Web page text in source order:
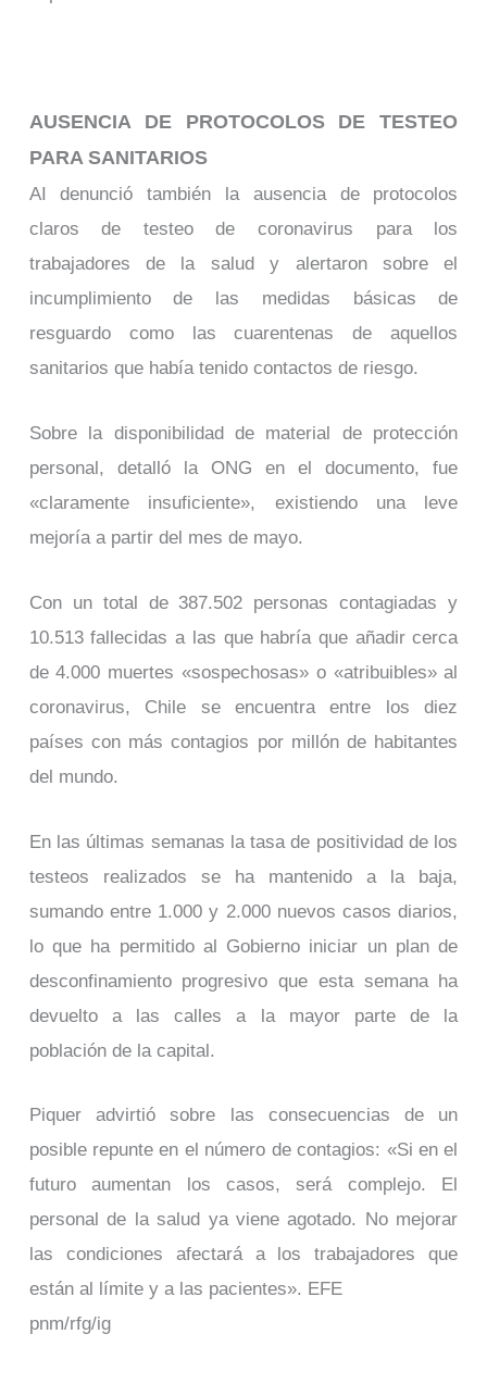
AUSENCIA DE PROTOCOLOS DE TESTEO
PARA SANITARIOS
AI denunció también la ausencia de protocolos
claros de testeo de coronavirus para los
trabajadores de la salud y alertaron sobre el
incumplimiento de las medidas básicas de
resguardo como las cuarentenas de aquellos
sanitarios que había tenido contactos de riesgo.
Sobre la disponibilidad de material de protección
personal, detalló la ONG en el documento, fue
«claramente insuficiente», existiendo una leve
mejoría a partir del mes de mayo.
Con un total de 387.502 personas contagiadas y
10.513 fallecidas a las que habría que añadir cerca
de 4.000 muertes «sospechosas» o «atribuibles» al
coronavirus, Chile se encuentra entre los diez
países con más contagios por millón de habitantes
del mundo.
En las últimas semanas la tasa de positividad de los
testeos realizados se ha mantenido a la baja,
sumando entre 1.000 y 2.000 nuevos casos diarios,
lo que ha permitido al Gobierno iniciar un plan de
desconfinamiento progresivo que esta semana ha
devuelto a las calles a la mayor parte de la
población de la capital.
Piquer advirtió sobre las consecuencias de un
posible repunte en el número de contagios: «Si en el
futuro aumentan los casos, será complejo. El
personal de la salud ya viene agotado. No mejorar
las condiciones afectará a los trabajadores que
están al límite y a las pacientes». EFE
pnm/rfg/ig